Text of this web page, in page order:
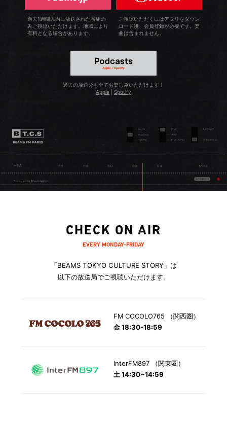
過去1週間以内に放送された番組の
みご視聴いただけます。地域により
有料となる場合があります。
ご視聴いただくにはアプリをダウン
ロード後、会員登録が必要です。楽
曲は含まれません。
過去の放送分も全てお楽しみいただけます！
Apple
Spotify
CHECK ON AIR
EVERY MONDAY-FRIDAY
「BEAMS TOKYO CULTURE STORY」は
以下の放送局でご視聴いただけます。
FM COCOLO765 （関西圏）
金 18:30-18:59
InterFM897 （関東圏）
土 14:30~14:59